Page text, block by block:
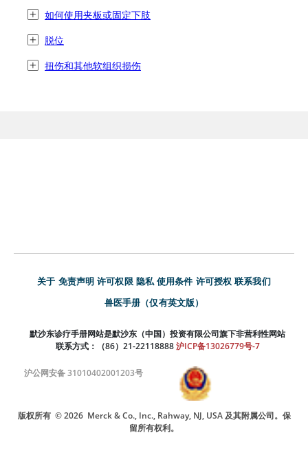
如何使用夹板或固定下肢
脱位
扭伤和其他软组织损伤
关于 免责声明 许可权限 隐私 使用条件 许可授权 联系我们
兽医手册（仅有英文版）
默沙东诊疗手册网站是默沙东（中国）投资有限公司旗下非营利性网站
联系方式：（86）21-22118888 沪ICP备13026779号-7
沪公网安备 31010402001203号
版权所有 © 2026 Merck & Co., Inc., Rahway, NJ, USA 及其附属公司。保
留所有权利。